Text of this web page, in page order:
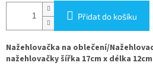
Přidat do košíku
Nažehlovačka na oblečení/
nažehlovačky šířka 17cm x délka 12cm